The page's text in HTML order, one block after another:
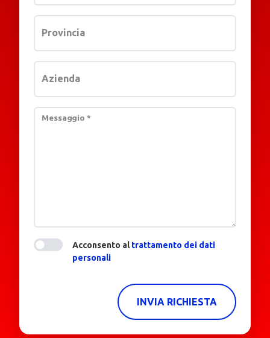
Provincia
Azienda
Messaggio *
Acconsento altrattamento dei dati
personali
INVIA RICHIESTA